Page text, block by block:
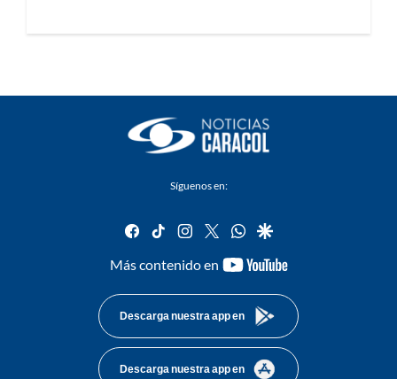
Síguenos en:
facebook
tiktok instagram
twitterwhatsapp
google
Más contenido en
youtube-
Descarga nuestra app en
Descarga nuestra app en